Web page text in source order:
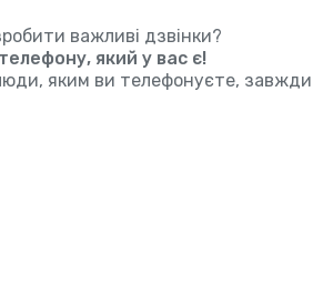
важливі дзвінки?
який у вас є!
яким ви телефонуєте, завжди